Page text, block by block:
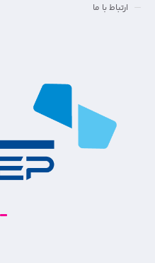
ارتباط با ما